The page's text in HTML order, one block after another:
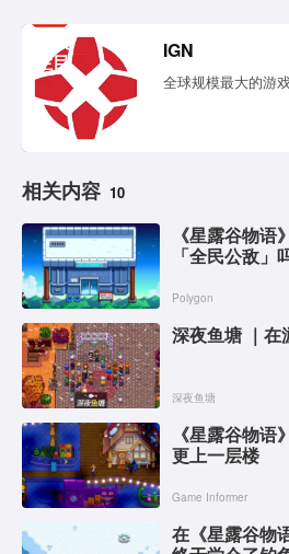
相关
栏目
IGN
全球规模最大的游
相关内容 10
《星露谷物
「全民公敌」
Polygon
深夜鱼塘 ｜在
深夜鱼塘
《星露谷物
更上一层楼
Game Informer
在《星露谷物